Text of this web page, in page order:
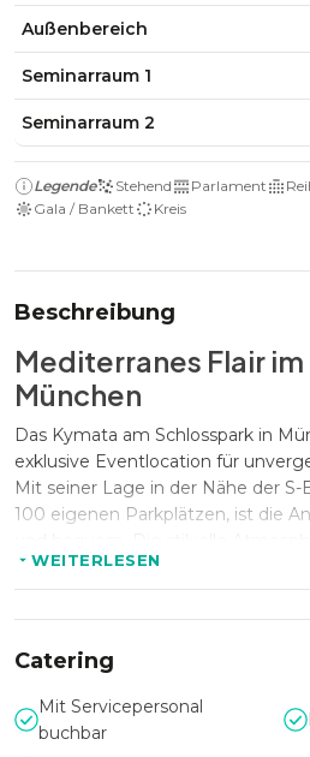
Außenbereich
Seminarraum 1
Seminarraum 2
Legende Stehend Parlament
Gala / Bankett
Kreis
Beschreibung
Mediterranes Flair im
München
Das Kymata am Schlosspark in
exklusive Eventlocation für
Mit seiner Lage in der Nähe der
100 eigenen Parkplätzen, ist die
Umgebung schaffen den
Firmenfeiern, Jubiläen, private
Das Kymata vereint mediterranes
Gastfreundschaft und sorgt so für
Veranstaltungserlebnis.
WEITERLESEN
Catering
Mit Servicepersonal
buchbar